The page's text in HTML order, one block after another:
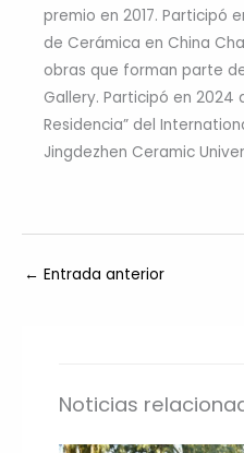
premio en 2017. Participó
de Cerámica en China
obras que forman parte
Gallery. Participó en 2024
Residencia” del
Jingdezhen Ceramic
← Entrada anterior
Noticias